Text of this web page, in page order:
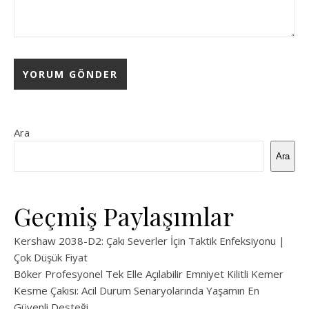
Ara
Ara
Geçmiş Paylaşımlar
Kershaw 2038-D2: Çakı Severler İçin Taktik Enfeksiyonu |
Çok Düşük Fiyat
Böker Profesyonel Tek Elle Açılabilir Emniyet Kilitli Kemer
Kesme Çakısı: Acil Durum Senaryolarında Yaşamın En